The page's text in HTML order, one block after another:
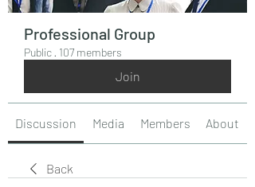
Professional Group
Public · 107 members
Join
Discussion Media Members About
Back